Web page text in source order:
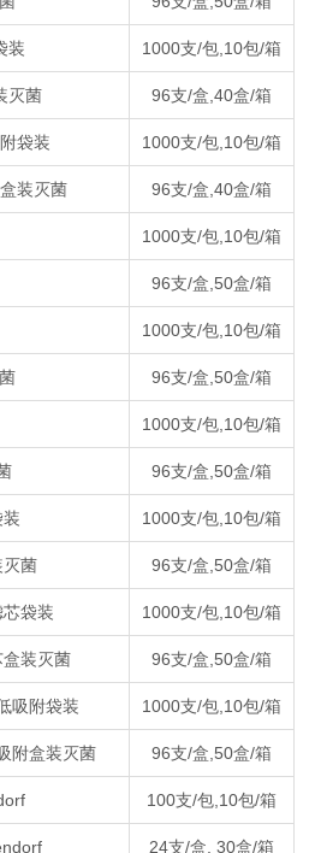
装 1000支/包,10包/箱
灭菌 96支/盒,40盒/箱
袋装 1000支/包,10包/箱
装灭菌 96支/盒,40盒/箱
1000支/包,10包/箱
96支/盒,50盒/箱
1000支/包,10包/箱
96支/盒,50盒/箱
1000支/包,10包/箱
96支/盒,50盒/箱
1000支/包,10包/箱
菌 96支/盒,50盒/箱
袋装 1000支/包,10包/箱
装灭菌 96支/盒,50盒/箱
吸附袋装 1000支/包,10包/箱
附盒装灭菌 96支/盒,50盒/箱
100支/包,10包/箱
24支/盒, 30盒/箱